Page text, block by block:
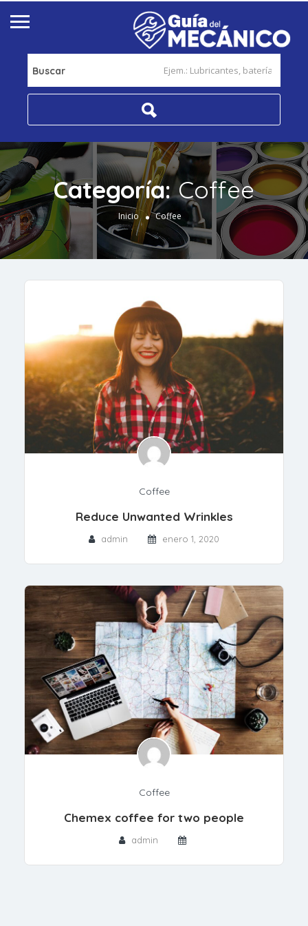
Buscar
Categoría:Coffee
Inicio Coffee
Coffee
Reduce Unwanted Wrinkles
admin enero 1, 2020
Coffee
Chemex coffee for two people
admin